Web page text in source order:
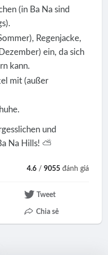
(in Ba Na sind
Regenjacke,
ein, da sich
kann.
mit (außer
und
Na Hills! ⛅️
4.6 /9055 đánh giá
Tweet
Chia sẻ